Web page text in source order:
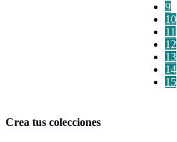
9
10
11
12
13
14
15
Crea tus colecciones